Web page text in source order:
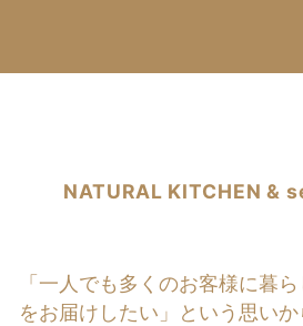
NATURAL KITCHEN &
「一人でも多くのお客様に暮
をお届けしたい」という思い